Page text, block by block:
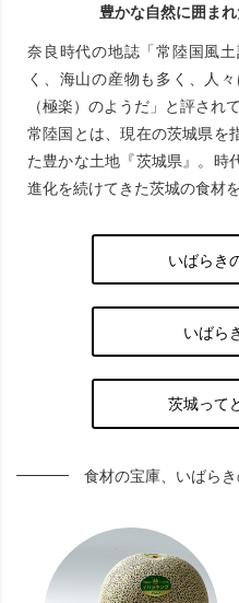
豊かな自然に囲ま
奈良時代の地誌「常陸国風
く、海山の産物も多く、人
（極楽）のようだ」と評され
常陸国とは、現在の茨城県を
た豊かな土地『茨城県』。時
進化を続けてきた茨城の食材
いばらき
いばら
茨城って
食材の宝庫、いばら